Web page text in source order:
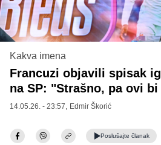
Kakva imena
Francuzi objavili spisak
na SP: "Strašno, pa ovi
14.05.26. - 23:57, Edmir Škorić
Poslušajte članak